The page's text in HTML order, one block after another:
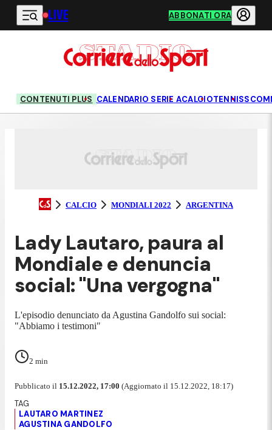
Vai al contenuto principale
LIVE ABBONATI ORA
CONTENUTI PLUS CALENDARIO SERIE ACALCIOTENNIS
CALCIO MONDIALI 2022 ARGENTINA
Lady Lautaro, paura al
Mondiale e denuncia
social: "Una vergogna"
L'episodio denunciato da Agustina Gandolfo sui social:
"Abbiamo i testimoni"
2 min
Pubblicato il 15.12.2022, 17:00 (Aggiornato il 15.12.2022, 18:17)
LAUTARO MARTINEZ
AGUSTINA GANDOLFO